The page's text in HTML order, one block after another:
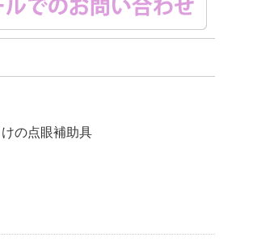
の点眼補助具